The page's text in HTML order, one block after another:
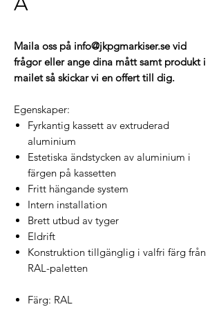
Maila oss på info@jkpgmarkiser.se vid
frågor eller ange dina mått samt produkt i
mailet så skickar vi en offert till dig.
Egenskaper:
Fyrkantig kassett av extruderad
aluminium
Estetiska ändstycken av aluminium i
färgen på kassetten
Fritt hängande system
Intern installation
Brett utbud av tyger
Eldrift
Konstruktion tillgänglig i valfri färg från
RAL-paletten
Färg: RAL